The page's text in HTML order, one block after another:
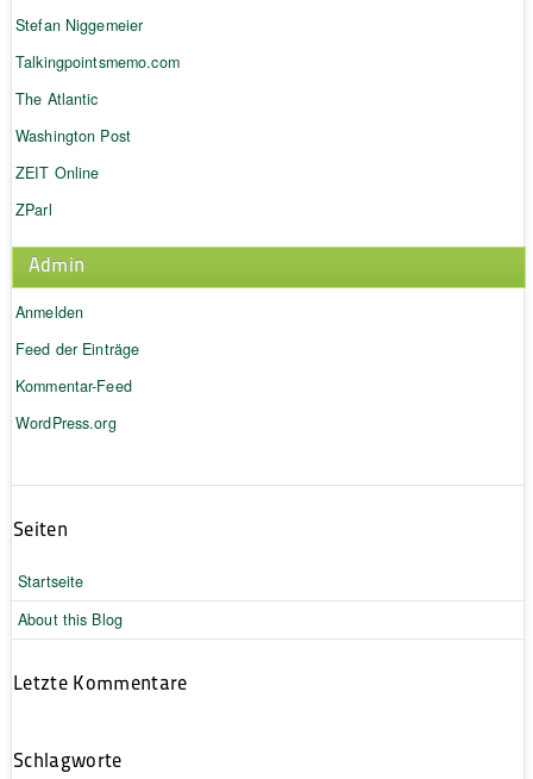
Stefan Niggemeier
Talkingpointsmemo.com
The Atlantic
Washington Post
ZEIT Online
ZParl
Admin
Anmelden
Feed der Einträge
Kommentar-Feed
WordPress.org
Seiten
Startseite
About this Blog
Letzte Kommentare
Schlagworte